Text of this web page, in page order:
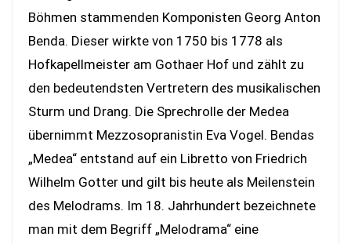
Böhmen stammenden Komponisten Georg Anton
Benda. Dieser wirkte von 1750 bis 1778 als
Hofkapellmeister am Gothaer Hof und zählt zu
den bedeutendsten Vertretern des musikalischen
Sturm und Drang. Die Sprechrolle der Medea
übernimmt Mezzosopranistin Eva Vogel. Bendas
„Medea“ entstand auf ein Libretto von Friedrich
Wilhelm Gotter und gilt bis heute als Meilenstein
des Melodrams. Im 18. Jahrhundert bezeichnete
man mit dem Begriff „Melodrama“ eine